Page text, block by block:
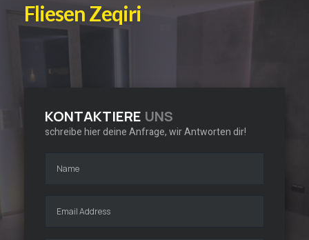
Fliesen Zeqiri
KONTAKTIERE UNS
schreibe hier deine Anfrage, wir Antworten dir!